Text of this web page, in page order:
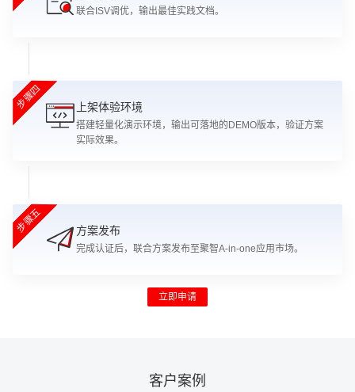
联合ISV调优，输出最佳实践文档。
步骤四 上架体验环境
搭建轻量化演示环境，输出可落地的DEMO版本，验证方案
实际效果。
步骤五 方案发布
完成认证后，联合方案发布至聚智A-in-one应用市场。
立即申请
客户案例